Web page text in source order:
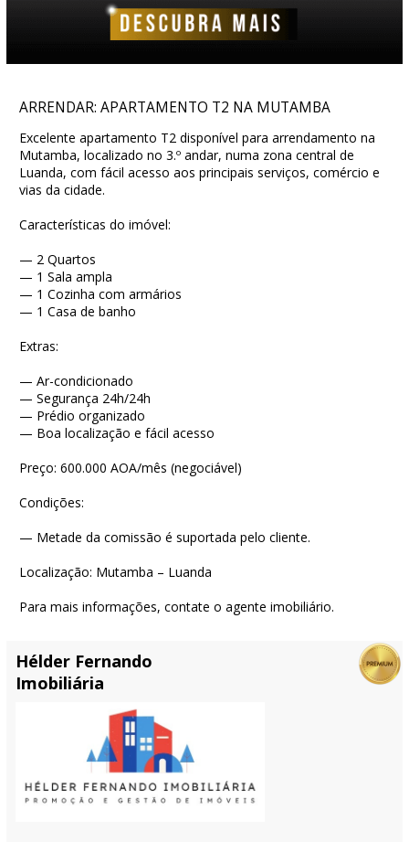
ARRENDAR: APARTAMENTO T2 NA MUTAMBA
Excelente apartamento T2 disponível para arrendamento na
Mutamba, localizado no 3.º andar, numa zona central de
Luanda, com fácil acesso aos principais serviços, comércio e
vias da cidade.
Características do imóvel:
— 2 Quartos
— 1 Sala ampla
— 1 Cozinha com armários
— 1 Casa de banho
Extras:
— Ar-condicionado
— Segurança 24h/24h
— Prédio organizado
— Boa localização e fácil acesso
Preço: 600.000 AOA/mês (negociável)
Condições:
— Metade da comissão é suportada pelo cliente.
Localização: Mutamba – Luanda
Para mais informações, contate o agente imobiliário.
Hélder Fernando
Imobiliária